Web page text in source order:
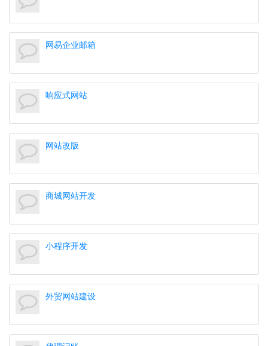
网易企业邮箱
响应式网站
网站改版
商城网站开发
小程序开发
外贸网站建设